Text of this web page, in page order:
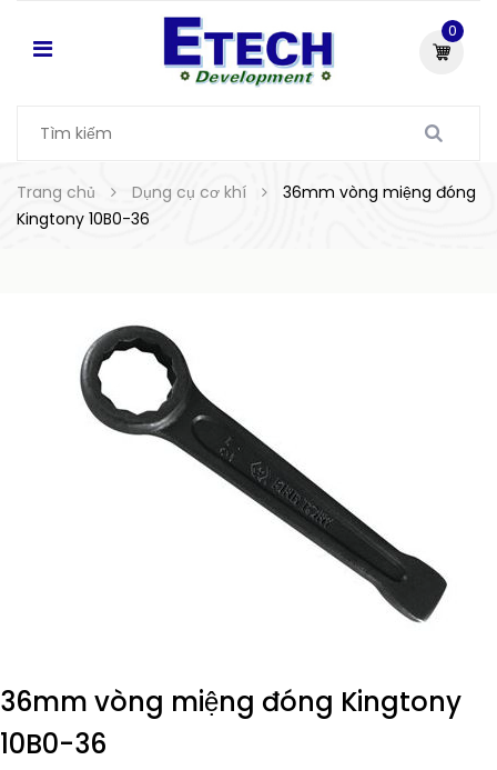
0
Trang chủ Dụng cụ cơ khí
36mm vòng miệng đóng
Kingtony 10B0-36
36mm vòng miệng đóng Kingtony
10B0-36